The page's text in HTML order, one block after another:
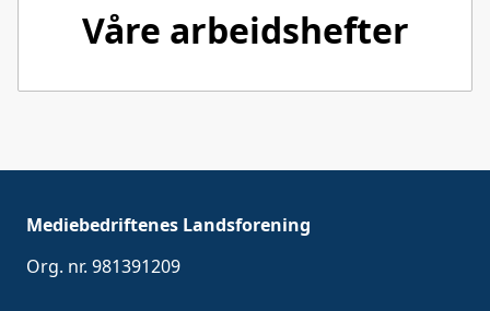
Våre arbeidshefter
Mediebedriftenes Landsforening
Org. nr. 981391209